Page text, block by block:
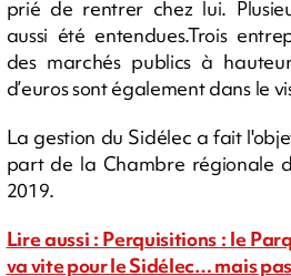
prié de rentrer chez lui.
aussi été entendues.Trois
des marchés publics à
d’euros sont également dans le
La gestion du Sidélec a fait
part de la Chambre régionale
2019.
Lire aussi : Perquisitions : le
va vite pour le Sidélec… mais